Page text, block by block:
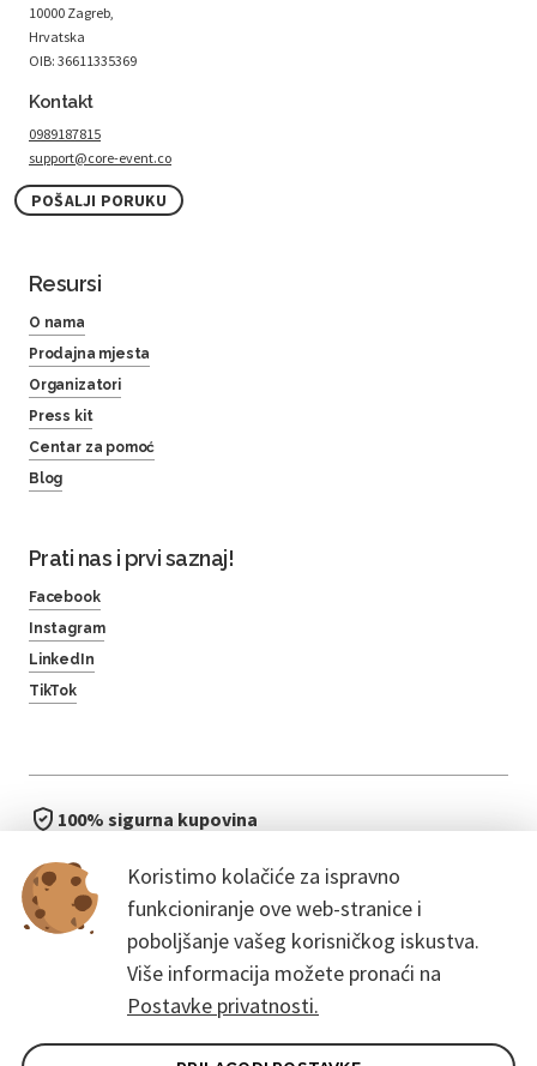
Koristimo kolačiće za ispravno
funkcioniranje ove web-stranice i
poboljšanje vašeg korisničkog iskustva.
Više informacija možete pronaći na
Postavke privatnosti.
10000 Zagreb,
Hrvatska
OIB: 36611335369
Kontakt
0989187815
support@core-event.co
POŠALJI PORUKU
Resursi
O nama
Prodajna mjesta
Organizatori
Press kit
Centar za pomoć
Blog
Prati nas i prvi saznaj!
Facebook
Instagram
LinkedIn
TikTok
100% sigurna kupovina
bez čekanja u redu